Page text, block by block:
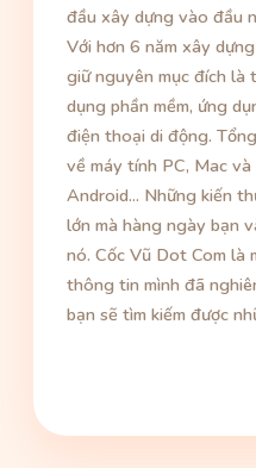
đầu xây dựng vào đầu
Với hơn 6 năm xây
giữ nguyên mục đích là
dụng phần mềm, ứng
điện thoại di động.
về máy tính PC, Mac
Android... Những kiến
lớn mà hàng ngày bạn
nó. Cốc Vũ Dot Com là
thông tin mình đã
bạn sẽ tìm kiếm được